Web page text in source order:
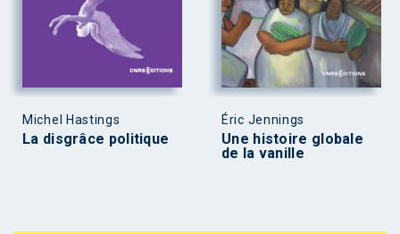
Michel Hastings
La disgrâce politique
Éric Jennings
Une histoire globale
de la vanille